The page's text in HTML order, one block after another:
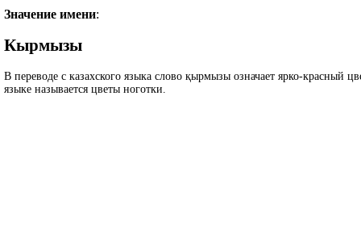
Значение имени:
Кырмызы
В переводе с казахского языка слово қырмызы означает ярко-красный
языке называется цветы ноготки.